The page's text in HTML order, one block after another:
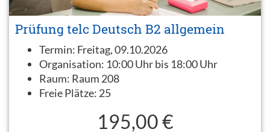
Prüfung telc Deutsch B2 allgemein
Termin: Freitag, 09.10.2026
Organisation: 10:00 Uhr bis 18:00 Uhr
Raum: Raum 208
Freie Plätze: 25
195,00 €